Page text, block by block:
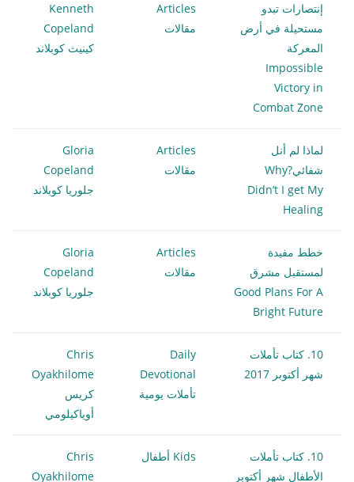
إنتصارات تبدو
مستحيلة في أرض
المعركة
Impossible
Victory in
Combat Zone
Articles
مقالات
Kenneth
Copeland
كينيث كوبلاند
لماذا لم أنل
شفائي?Why
Didn’t I get My
Healing
Articles
مقالات
Gloria
Copeland
جلوريا كوبلاند
خطط مفيدة
لمستقبل مشرق
Good Plans For A
Bright Future
Articles
مقالات
Gloria
Copeland
جلوريا كوبلاند
10. كتاب تأملات
شهر أكتوبر 2017
Daily
Devotional
تأملات يومية
Chris
Oyakhilome
كريس
أوياكيلومي
10. كتاب تأملات
الأطفال شهر أكتوبر
Kids أطفال
Chris
Oyakhilome